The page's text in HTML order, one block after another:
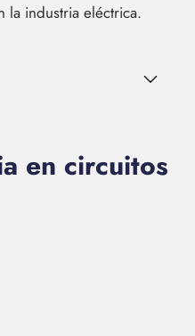
la industria eléctrica.
en circuitos